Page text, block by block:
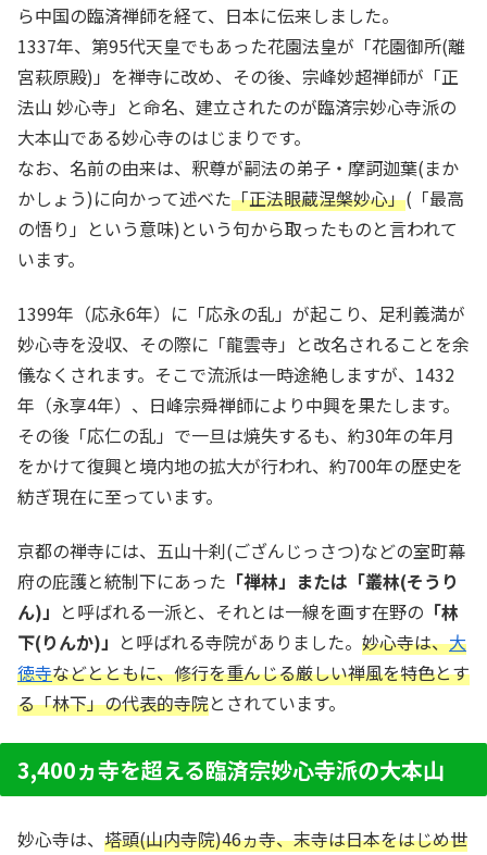
ら中国の臨済禅師を経て、日本に伝来しました。
1337年、第95代天皇でもあった花園法皇が「花園御所(離
宮萩原殿)」を禅寺に改め、その後、宗峰妙超禅師が「正
法山 妙心寺」と命名、建立されたのが臨済宗妙心寺派の
大本山である妙心寺のはじまりです。
なお、名前の由来は、釈尊が嗣法の弟子・摩訶迦葉(まか
かしょう)に向かって述べた「正法眼蔵涅槃妙心」(「最高
の悟り」という意味)という句から取ったものと言われて
います。
1399年（応永6年）に「応永の乱」が起こり、足利義満が
妙心寺を没収、その際に「龍雲寺」と改名されることを余
儀なくされます。そこで流派は一時途絶しますが、1432
年（永享4年）、日峰宗舜禅師により中興を果たします。
その後「応仁の乱」で一旦は焼失するも、約30年の年月
をかけて復興と境内地の拡大が行われ、約700年の歴史を
紡ぎ現在に至っています。
京都の禅寺には、五山十刹(ござんじっさつ)などの室町幕
府の庇護と統制下にあった 「禅林」または「叢林(そうり
ん)」 と呼ばれる一派と、それとは一線を画す在野の 「林
下(りんか)」 と呼ばれる寺院がありました。 妙心寺は、大
徳寺などとともに、修行を重んじる厳しい禅風を特色とす
る「林下」の代表的寺院とされています。
3,400ヵ寺を超える臨済宗妙心寺派の大本山
妙心寺は、 塔頭(山内寺院)46ヵ寺、末寺は日本をはじめ世